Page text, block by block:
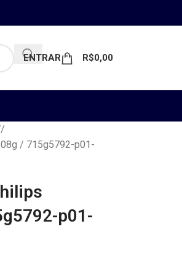
ENTRAR R$0,00
/ 715g5792-p01-
p01-